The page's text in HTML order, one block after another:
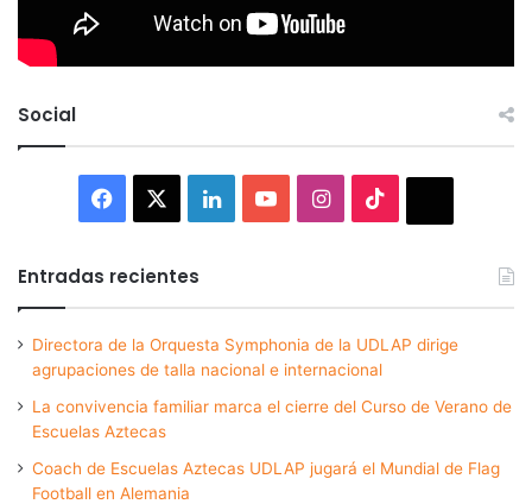
Social
Facebook LinkedInYouTubeInstagram
Entradas recientes
Directora de la Orquesta Symphonia de la UDLAP dirige
agrupaciones de talla nacional e internacional
La convivencia familiar marca el cierre del Curso de Verano de
Escuelas Aztecas
Coach de Escuelas Aztecas UDLAP jugará el Mundial de Flag
Football en Alemania